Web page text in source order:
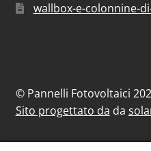
wallbox-e-colonnine-
© Pannelli Fotovoltaici
Sito progettato da da